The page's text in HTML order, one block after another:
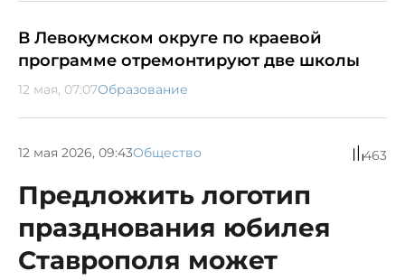
В Левокумском округе по краевой
программе отремонтируют две школы
12 мая, 07:07Образование
12 мая 2026, 09:43Общество 463
Предложить логотип
празднования юбилея
Ставрополя может